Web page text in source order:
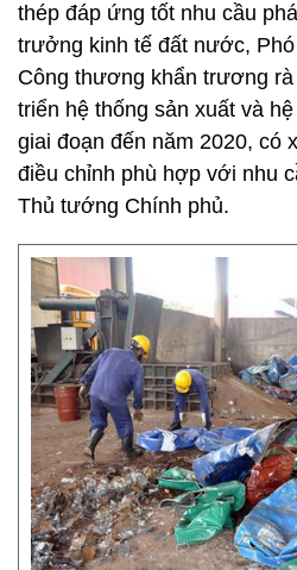
thép đáp ứng tốt nhu cầu
trưởng kinh tế đất nước,
Công thương khẩn trương
triển hệ thống sản xuất và
giai đoạn đến năm 2020, có
điều chỉnh phù hợp với nhu
Thủ tướng Chính phủ.